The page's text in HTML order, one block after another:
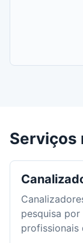
Serviços
pesquisa
profissionais